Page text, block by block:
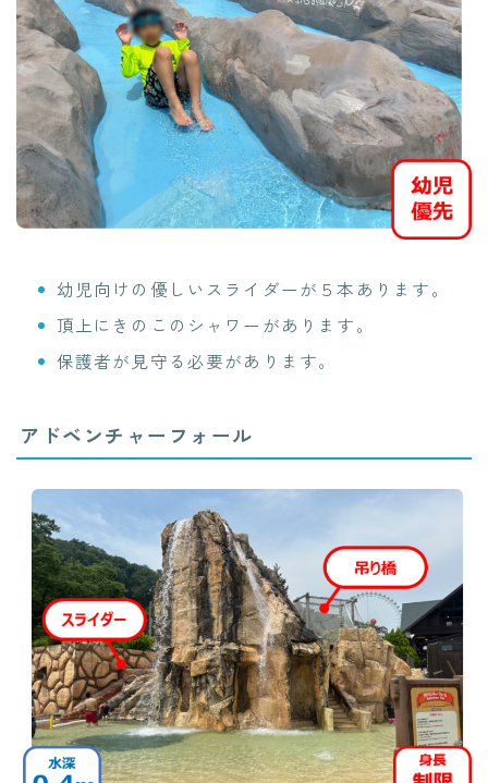
幼児向けの優しいスライダーが５本あります。
頂上にきのこのシャワーがあります。
保護者が見守る必要があります。
アドベンチャーフォール